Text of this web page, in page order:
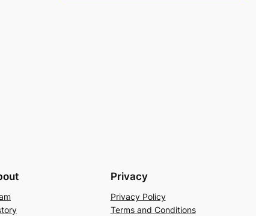
Privacy
Privacy Policy
Terms and Conditions